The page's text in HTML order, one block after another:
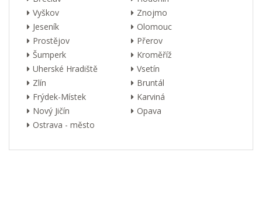
Vyškov
Znojmo
Jeseník
Olomouc
Prostějov
Přerov
Šumperk
Kroměříž
Uherské Hradiště
Vsetín
Zlín
Bruntál
Frýdek-Místek
Karviná
Nový Jičín
Opava
Ostrava - město